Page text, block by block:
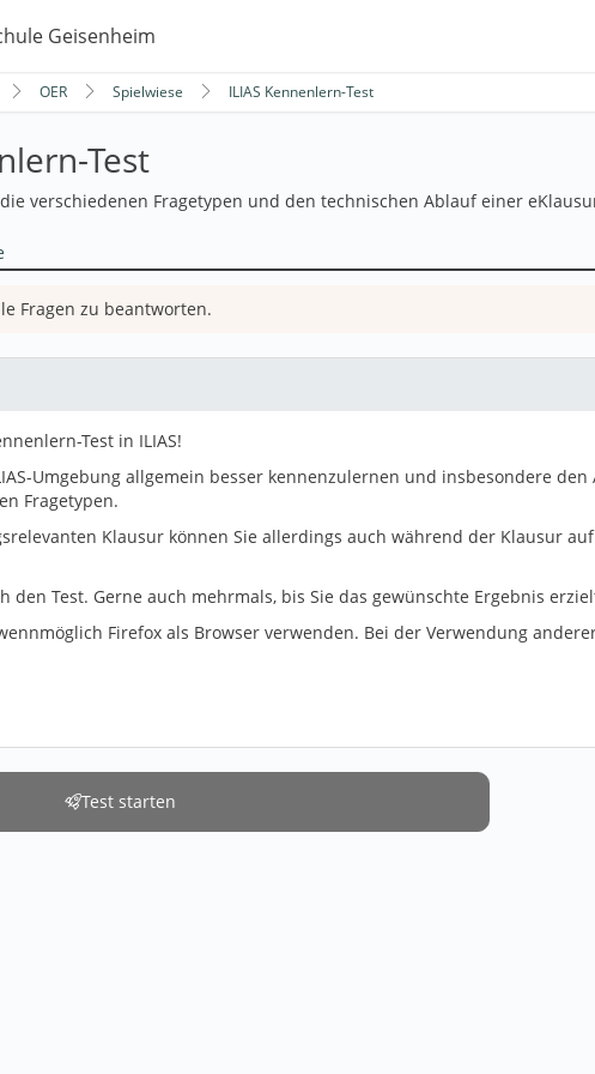
Geisenheim
OER Spielwiese ILIAS Kennenlern-Test
Test
verschiedenen Fragetypen und den technischen Ablauf einer
Fragen zu beantworten.
Test in ILIAS!
Umgebung allgemein besser kennenzulernen und insbesondere
Fragetypen.
Klausur können Sie allerdings auch während der Klausur
den Test. Gerne auch mehrmals, bis Sie das gewünschte Ergebnis
Firefox als Browser verwenden. Bei der Verwendung
Test starten